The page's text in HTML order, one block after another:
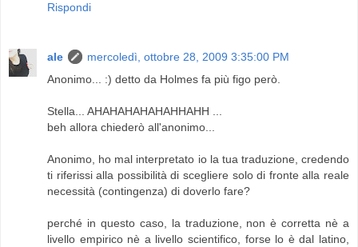
Rispondi
ale
mercoledì, ottobre 28, 2009 3:35:00 PM
Anonimo... :) detto da Holmes fa più figo però.
Stella... AHAHAHAHAHAHHAHH ...
beh allora chiederò all'anonimo...
Anonimo, ho mal interpretato io la tua traduzione, credendo
ti riferissi alla possibilità di scegliere solo di fronte alla reale
necessità (contingenza) di doverlo fare?
perché in questo caso, la traduzione, non è corretta nè a
livello empirico nè a livello scientifico, forse lo è dal latino,